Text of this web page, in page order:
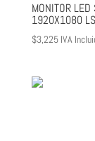
MONITOR
1920X1080
$3,225 IVA